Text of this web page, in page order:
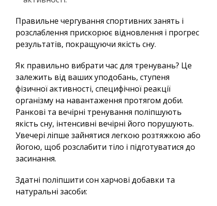
Правильне чергування спортивних занять і
розслаблення прискорює відновлення і прогрес
результатів, покращуючи якість сну.
Як правильно вибрати час для тренувань? Це
залежить від ваших уподобань, ступеня
фізичної активності, специфічної реакції
організму на навантаження протягом доби.
Ранкові та вечірні тренування поліпшують
якість сну, інтенсивні вечірні його порушують.
Увечері ліпше зайнятися легкою розтяжкою або
йогою, щоб розслабити тіло і підготуватися до
засинання.
Здатні поліпшити сон харчові добавки та
натуральні засоби: